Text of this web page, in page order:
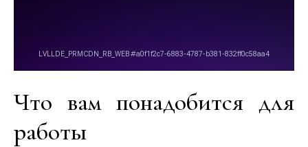
Что вам понадобится для
работы